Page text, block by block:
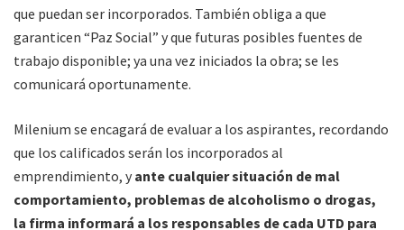
que puedan ser incorporados. También obliga a que
garanticen “Paz Social” y que futuras posibles fuentes de
trabajo disponible; ya una vez iniciados la obra; se les
comunicará oportunamente.
Milenium se encagará de evaluar a los aspirantes, recordando
que los calificados serán los incorporados al
emprendimiento, y ante cualquier situación de mal
comportamiento, problemas de alcoholismo o drogas,
la firma informará a los responsables de cada UTD para